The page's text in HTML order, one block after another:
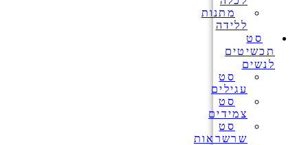
מתנות
ללידה
סט
תכשיטים
לנשים
סט
עגילים
סט
צמידים
סט
שרשראות